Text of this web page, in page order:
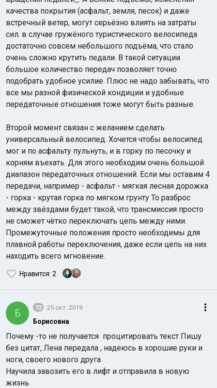
качества покрытия (асфальт, земля, песок) и даже
встречный ветер, могут серьёзно влиять на затраты
сил. в случае гружёного туристического велосипеда
достаточно совсем небольшого подъёма, что стало
очень сложно крутить педали. В такой ситуации
большое количество передач позволяет точно
подобрать удобное усилие. Плюс не надо забывать, что
все мы разной физической кондиции и удобные
передаточные отношения тоже могут быть разные.
Второй момент связан с желанием сделать
универсальный велосипед. Хочется чтобы велосипед
мог и по асфальту пульнуть, и в горку по песочку и
корням въехать. Для этого необходим очень большой
диапазон передаточных отношений. Если мы оставим 4
передачи, например - асфальт - мягкая лесная дорожка
- горка - крутая горка по мягком грунту То разброс
между звёздами будет такой, что трансмиссия просто
не сможет чётко переключать цепь между ними.
Промежуточные положения просто необходимы для
плавной работы переключения, даже если цепь на них
находить всего мгновение.
Нравится: 2
Б 72 25 окт. 2019
Борисовна
Почему -то не получается процитировать текст Пишу
без цитат, Лена передала , надеюсь в хорошие руки и
ноги, своего нового друга
Научила завозить его в лифт и отправила в новую
жизнь